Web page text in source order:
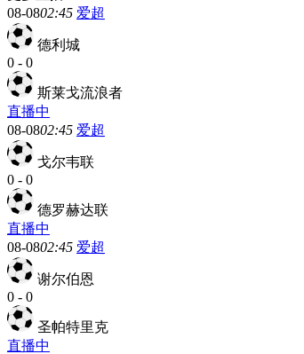
08-0802:45 爱超
德利城
0 - 0
斯莱戈流浪者
直播中
08-0802:45 爱超
戈尔韦联
0 - 0
德罗赫达联
直播中
08-0802:45 爱超
谢尔伯恩
0 - 0
圣帕特里克
直播中